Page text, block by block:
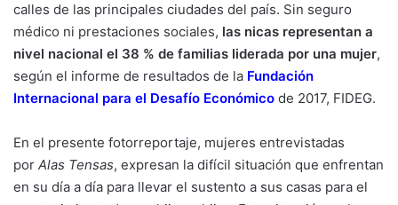
calles de las principales ciudades del país. Sin seguro
médico ni prestaciones sociales, las nicas representan a
nivel nacional el 38 % de familias liderada por una mujer,
según el informe de resultados de la Fundación
Internacional para el Desafío Económico de 2017, FIDEG.
En el presente fotorreportaje, mujeres entrevistadas
por Alas Tensas, expresan la difícil situación que enfrentan
en su día a día para llevar el sustento a sus casas para el